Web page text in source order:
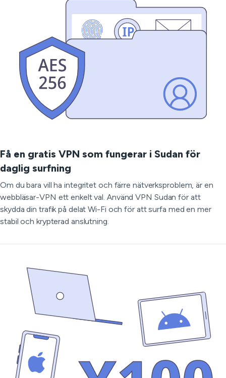
Få en gratis VPN som fungerar i Sudan för
daglig surfning
Om du bara vill ha integritet och färre nätverksproblem, är en
webbläsar-VPN ett enkelt val. Använd VPN Sudan för att
skydda din trafik på delat Wi-Fi och för att surfa med en mer
stabil och krypterad anslutning.